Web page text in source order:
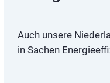
Auch unsere
in Sachen